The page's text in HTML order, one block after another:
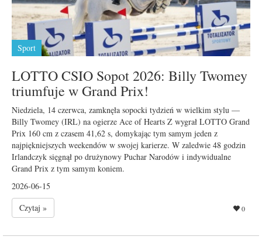
Sport
LOTTO CSIO Sopot 2026: Billy Twomey
triumfuje w Grand Prix!
Niedziela, 14 czerwca, zamknęła sopocki tydzień w wielkim stylu —
Billy Twomey (IRL) na ogierze Ace of Hearts Z wygrał LOTTO Grand
Prix 160 cm z czasem 41,62 s, domykając tym samym jeden z
najpiękniejszych weekendów w swojej karierze. W zaledwie 48 godzin
Irlandczyk sięgnął po drużynowy Puchar Narodów i indywidualne
Grand Prix z tym samym koniem.
2026-06-15
Czytaj »
0